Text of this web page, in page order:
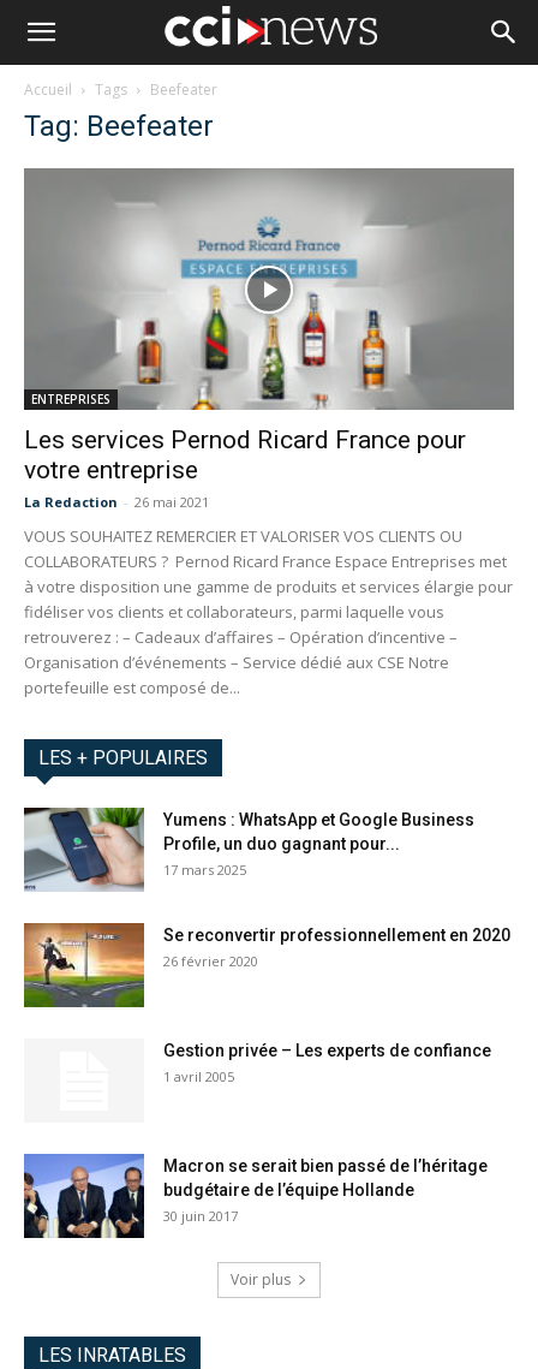
Accueil Tags Beefeater
Tag: Beefeater
ENTREPRISES
Les services Pernod Ricard France pour
votre entreprise
La Redaction - 26 mai 2021
VOUS SOUHAITEZ REMERCIER ET VALORISER VOS CLIENTS OU
COLLABORATEURS ? Pernod Ricard France Espace Entreprises met
à votre disposition une gamme de produits et services élargie pour
fidéliser vos clients et collaborateurs, parmi laquelle vous
retrouverez : – Cadeaux d’affaires – Opération d’incentive –
Organisation d’événements – Service dédié aux CSE Notre
portefeuille est composé de...
LES + POPULAIRES
Yumens : WhatsApp et Google Business
Profile, un duo gagnant pour...
17 mars 2025
Se reconvertir professionnellement en 2020
26 février 2020
Gestion privée – Les experts de confiance
1 avril 2005
Macron se serait bien passé de l’héritage
budgétaire de l’équipe Hollande
30 juin 2017
Voir plus
LES INRATABLES